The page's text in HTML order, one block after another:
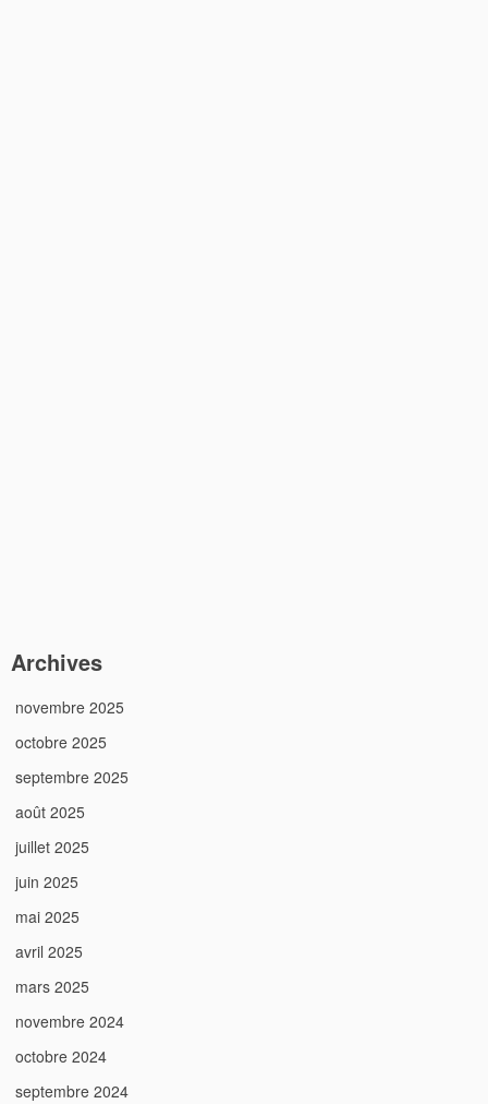
Archives
novembre 2025
octobre 2025
septembre 2025
août 2025
juillet 2025
juin 2025
mai 2025
avril 2025
mars 2025
novembre 2024
octobre 2024
septembre 2024